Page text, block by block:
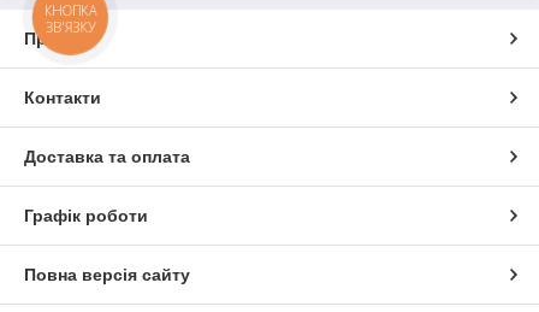
Про нас
Контакти
Доставка та оплата
Графік роботи
Повна версія сайту
КНОПКА
ЗВ'ЯЗКУ